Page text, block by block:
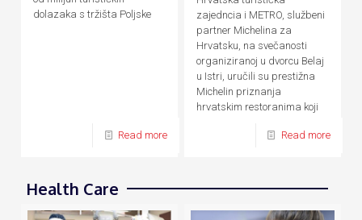
dolazaka s tržišta Poljske
Read more
zajedncia i METRO, službeni
partner Michelina za
Hrvatsku, na svečanosti
organiziranoj u dvorcu Belaj
u Istri, uručili su prestižna
Michelin priznanja
hrvatskim restoranima koji
vodič za 2021. godinu.Read more
Health Care